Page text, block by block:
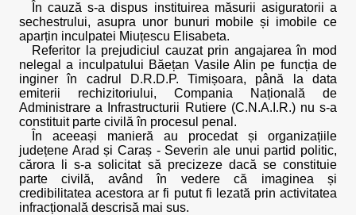
În cauză s-a dispus instituirea măsurii asiguratorii a
sechestrului, asupra unor bunuri mobile și imobile ce
aparțin inculpatei Miuțescu Elisabeta.
Referitor la prejudiciul cauzat prin angajarea în mod
nelegal a inculpatului Băețan Vasile Alin pe funcția de
inginer în cadrul D.R.D.P. Timișoara, până la data
emiterii rechizitoriului, Compania Națională de
Administrare a Infrastructurii Rutiere (C.N.A.I.R.) nu s-a
constituit parte civilă în procesul penal.
În aceeași manieră au procedat și organizațiile
județene Arad și Caraș - Severin ale unui partid politic,
cărora li s-a solicitat să precizeze dacă se constituie
parte civilă, având în vedere că imaginea și
credibilitatea acestora ar fi putut fi lezată prin activitatea
infracțională descrisă mai sus.